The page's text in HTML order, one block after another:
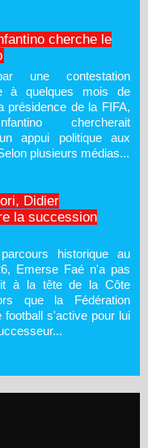
cherche le
une contestation
à quelques mois de
présidence de la FIFA,
chercherait
appui politique aux
plusieurs médias...
Didier
la succession
historique au
Emerse Faé n'a pas
à la tête de la Côte
que la Fédération
football s'active pour lui